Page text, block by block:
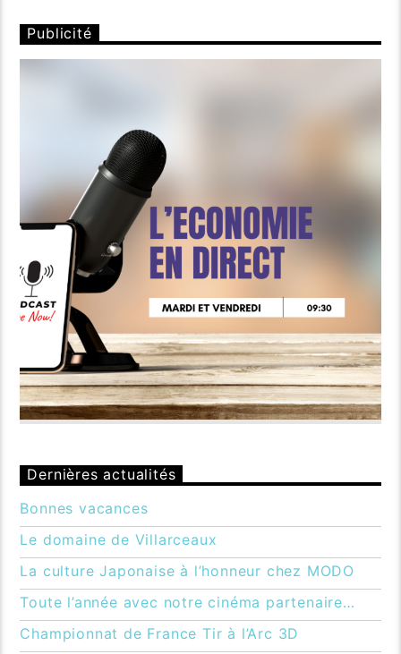
Publicité
Dernières actualités
Bonnes vacances
Le domaine de Villarceaux
La culture Japonaise à l’honneur chez MODO
Toute l’année avec notre cinéma partenaire…
Championnat de France Tir à l’Arc 3D